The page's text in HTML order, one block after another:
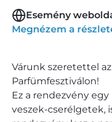
Esemény
Megnézem a
Várunk szeretettel az
Parfümfesztiválon!
Ez a rendezvény
veszek-cserélgetek,